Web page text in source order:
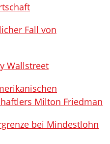
Fall von
Wallstreet
Milton Friedman
bei Mindestlohn